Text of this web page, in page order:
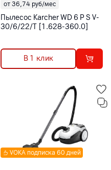
от 36,74 руб/мес
Пылесос Karcher WD 6 P S V-
30/6/22/T [1.628-360.0]
В 1 клик
VOKA подписка 60 дней